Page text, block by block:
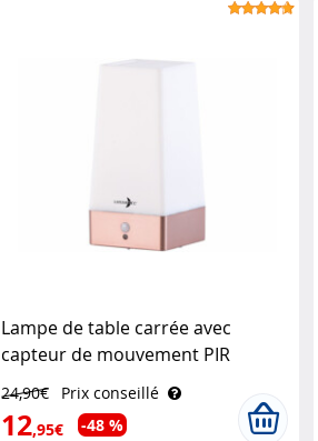
Lampe de table carrée avec
capteur de mouvement PIR
rechargeable Lunartec
24,90€ Prix conseillé
12,95€ -48 %